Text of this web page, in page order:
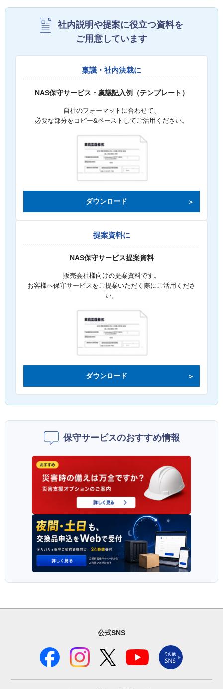
社内説明や提案に役立つ資料を
ご用意しています
稟議・社内決裁に
NAS保守サービス・稟議記入例（テンプレート）
自社のフォーマットに合わせて、
必要な部分をコピー&ペーストしてご活用ください。
ダウンロード
提案資料に
NAS保守サービス提案資料
販売会社様向けの提案資料です。
お客様へ保守サービスをご提案いただく際にご活用くださ
い。
ダウンロード
保守サービスのおすすめ情報
公式SNS